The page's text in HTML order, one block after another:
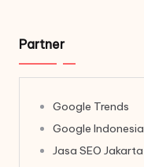
Partner
Google Trends
Google Indonesia
Jasa SEO Jakarta